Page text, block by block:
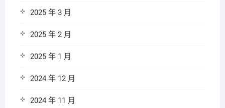
2025 年 3 月
2025 年 2 月
2025 年 1 月
2024 年 12 月
2024 年 11 月